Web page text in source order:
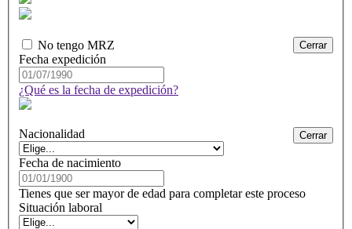
Cerrar
No tengo MRZ
Fecha expedición
¿Qué es la fecha de expedición?
Cerrar
Nacionalidad
Fecha de nacimiento
Tienes que ser mayor de edad para completar este proceso
Situación laboral